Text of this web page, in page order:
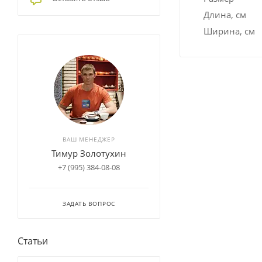
Длина, см
Ширина, см
ВАШ МЕНЕДЖЕР
Тимур Золотухин
+7 (995) 384-08-08
ЗАДАТЬ ВОПРОС
Статьи